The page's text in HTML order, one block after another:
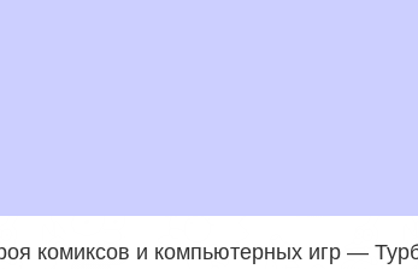
комиксов и компьютерных игр —